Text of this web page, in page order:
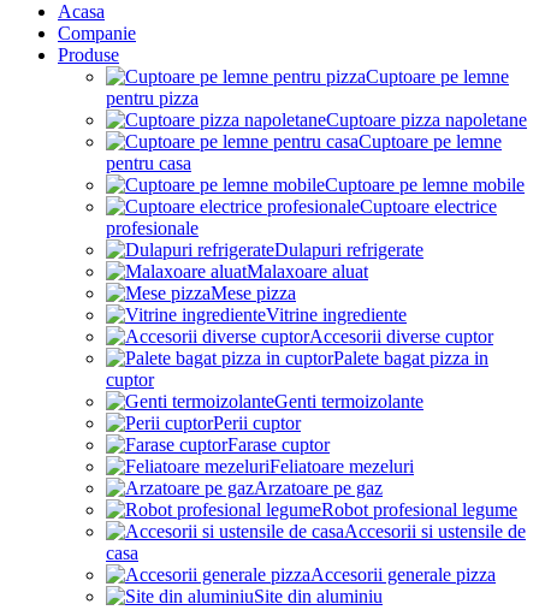
Acasa
Companie
Produse
Cuptoare pe lemne
pentru pizza
Cuptoare pizza napoletane
Cuptoare pe lemne
pentru casa
Cuptoare pe lemne mobile
Cuptoare electrice
profesionale
Dulapuri refrigerate
Malaxoare aluat
Mese pizza
Vitrine ingrediente
Accesorii diverse cuptor
Palete bagat pizza in
cuptor
Genti termoizolante
Perii cuptor
Farase cuptor
Feliatoare mezeluri
Arzatoare pe gaz
Robot profesional legume
Accesorii si ustensile de
casa
Accesorii generale pizza
Site din aluminiu